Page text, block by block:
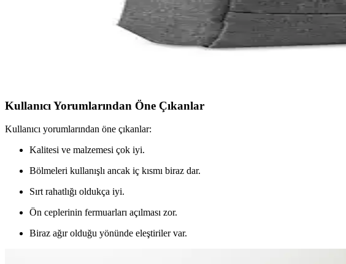
HP 17.3 Omen oyuncu laptop sırt çantası, büyük ekranlı dizüstü bilgisayarlar ve
Addison 300448 ve Classone PR-R164 Roma Serisi 15.6 inç
Kullanıcı Yorumlarından Öne Çıkanlar
Kullanıcı yorumlarından öne çıkanlar:
Kalitesi ve malzemesi çok iyi.
Bölmeleri kullanışlı ancak iç kısmı biraz dar.
Sırt rahatlığı oldukça iyi.
Ön ceplerinin fermuarları açılması zor.
Biraz ağır olduğu yönünde eleştiriler var.